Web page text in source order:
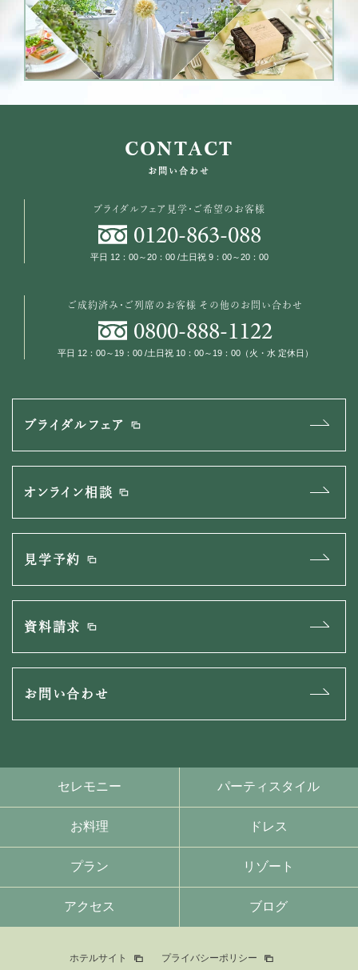
CONTACT
お問い合わせ
ブライダルフェア見学・ご希望のお客様
0120-863-088
平日 12：00～20：00 /土日祝 9：00～20：00
ご成約済み・ご列席のお客様その他のお問い合わせ
0800-888-1122
平日 12：00～19：00 /土日祝 10：00～19：00（火・水 定休日）
ブライダルフェア
オンライン相談
見学予約
資料請求
お問い合わせ
セレモニー パーティスタイル
お料理 ドレス
プラン リゾート
アクセス ブログ
ホテルサイト プライバシーポリシー